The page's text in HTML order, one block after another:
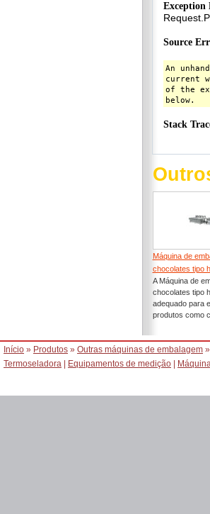
Máquina de
chocolates tipo
A Máquina de
chocolates tipo
adequado para
produtos como
Início » Produtos » Outras máquinas de embalagem
Termoseladora
Equipamentos de medição